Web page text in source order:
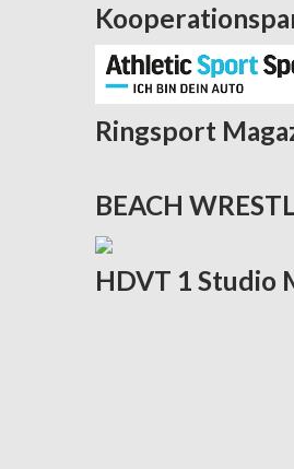
Ringsport
BEACH
HDVT 1 Studio